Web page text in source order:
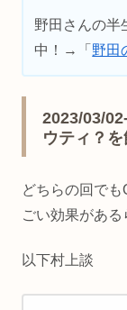
野田さんの半
中！→「 野田
2023/03/
ウティ？
どちらの回で
ごい効果がある
以下村上談